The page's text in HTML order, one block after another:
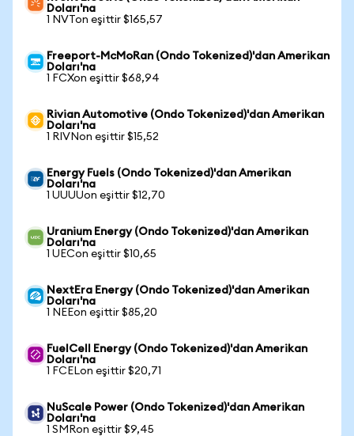
Doları'na
1 NVTon eşittir $165,57
Freeport-McMoRan (Ondo Tokenized)'dan Amerikan
Doları'na
1 FCXon eşittir $68,94
Rivian Automotive (Ondo Tokenized)'dan Amerikan
Doları'na
1 RIVNon eşittir $15,52
Energy Fuels (Ondo Tokenized)'dan Amerikan
Doları'na
1 UUUUon eşittir $12,70
Uranium Energy (Ondo Tokenized)'dan Amerikan
Doları'na
1 UECon eşittir $10,65
NextEra Energy (Ondo Tokenized)'dan Amerikan
Doları'na
1 NEEon eşittir $85,20
FuelCell Energy (Ondo Tokenized)'dan Amerikan
Doları'na
1 FCELon eşittir $20,71
NuScale Power (Ondo Tokenized)'dan Amerikan
Doları'na
1 SMRon eşittir $9,45